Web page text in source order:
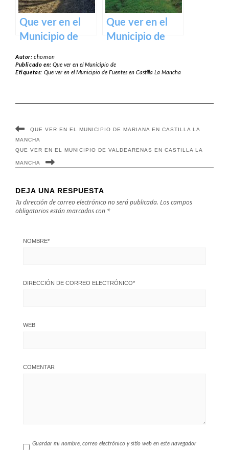
Que ver en el
Municipio de
Castilla La
Que ver en el
Municipio de
en Castilla La
Autor:chomon
Publicado en:Que ver en el Municipio de
Etiquetas: Que ver en el Municipio de Fuentes en Castilla La Mancha
QUE VER EN EL MUNICIPIO DE MARIANA EN CASTILLA LA
MANCHA
QUE VER EN EL MUNICIPIO DE VALDEARENAS EN CASTILLA LA
MANCHA
DEJA UNA RESPUESTA
Tu dirección de correo electrónico no será publicada. Los campos
obligatorios están marcados con *
NOMBRE*
DIRECCIÓN DE CORREO ELECTRÓNICO*
WEB
COMENTAR
Guardar mi nombre, correo electrónico y sitio web en este navegador